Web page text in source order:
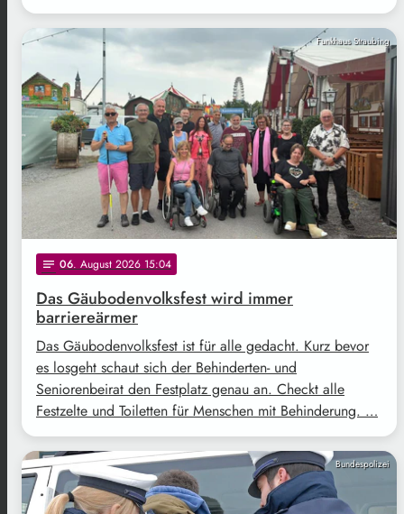
Funkhaus Straubing
notes 06. August 2026 15:04
Das Gäubodenvolksfest wird immer
barriereärmer
Das Gäubodenvolksfest ist für alle gedacht. Kurz bevor
es losgeht schaut sich der Behinderten- und
Seniorenbeirat den Festplatz genau an. Checkt alle
Festzelte und Toiletten für Menschen mit Behinderung. …
Bundespolizei